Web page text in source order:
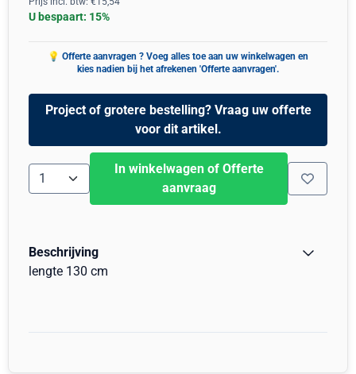
U bespaart: 15%
Project of grotere bestelling? Vraag uw offerte
voor dit artikel.
Aantal
In winkelwagen of Offerte
aanvraag
Beschrijving
lengte 130 cm